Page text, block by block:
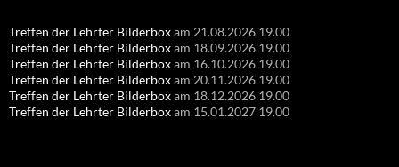
Treffen der Lehrter Bilderboxam 21.08.2026 19.00
Treffen der Lehrter Bilderboxam 18.09.2026 19.00
Treffen der Lehrter Bilderboxam 16.10.2026 19.00
Treffen der Lehrter Bilderboxam 20.11.2026 19.00
Treffen der Lehrter Bilderboxam 18.12.2026 19.00
Treffen der Lehrter Bilderboxam 15.01.2027 19.00